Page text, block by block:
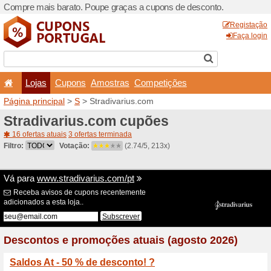
Compre mais barato.
Lojas Cupons
Página principal > >